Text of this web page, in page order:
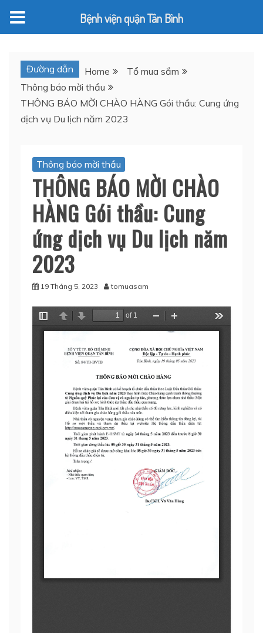
contentĐường dẫn Home
Tổ mua sắm
Thông báo mời thầu
THÔNG BÁO MỜI CHÀO HÀNG Gói thầu: Cung ứng
dịch vụ Du lịch năm 2023
Thông báo mời thầu
THÔNG BÁO MỜI CHÀO
HÀNG Gói thầu: Cung
ứng dịch vụ Du lịch năm
2023
19 Tháng 5, 2023 tomuasam
Bệnh viện quận Tân Bình